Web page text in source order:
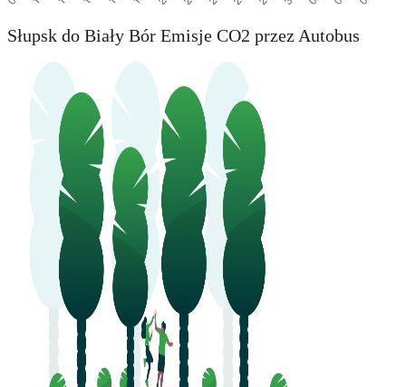
Słupsk do Biały Bór Emisje CO2 przez Autobus